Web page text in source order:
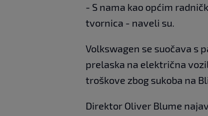
- S nama kao općim
tvornica - naveli su.
Volkswagen se suočava s
prelaska na električna
troškove zbog sukoba na
Direktor Oliver Blume